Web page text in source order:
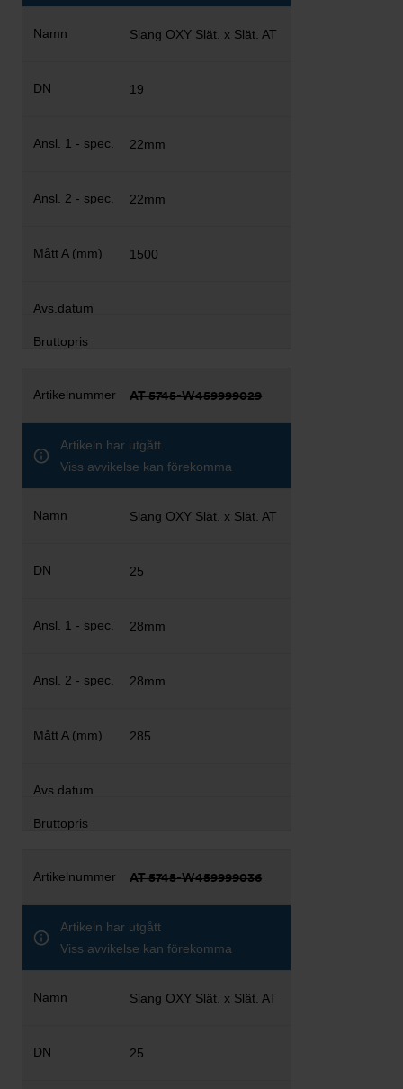
Slang OXY Slät. x Slät. AT
19
22mm
22mm
1500
AT 5745-W459999029
Artikeln har utgått
Viss avvikelse kan förekomma
Slang OXY Slät. x Slät. AT
25
28mm
28mm
285
AT 5745-W459999036
Artikeln har utgått
Viss avvikelse kan förekomma
Slang OXY Slät. x Slät. AT
25